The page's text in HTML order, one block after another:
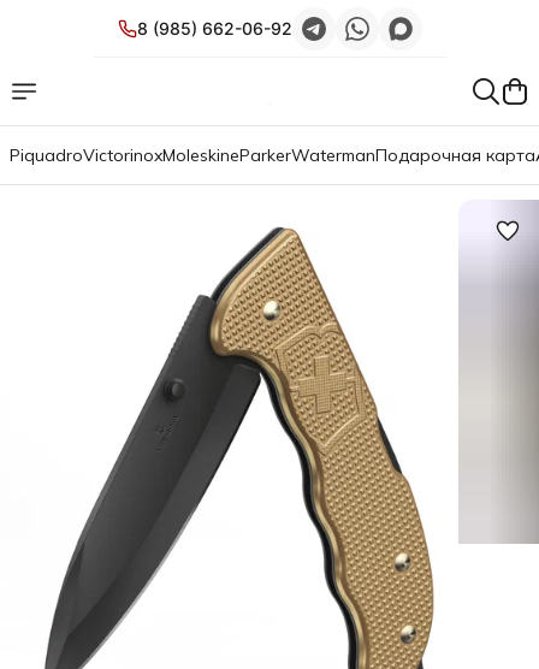
8 (985) 662-06-92
PiquadroVictorinoxMoleskineParkerWatermanПодарочная карта